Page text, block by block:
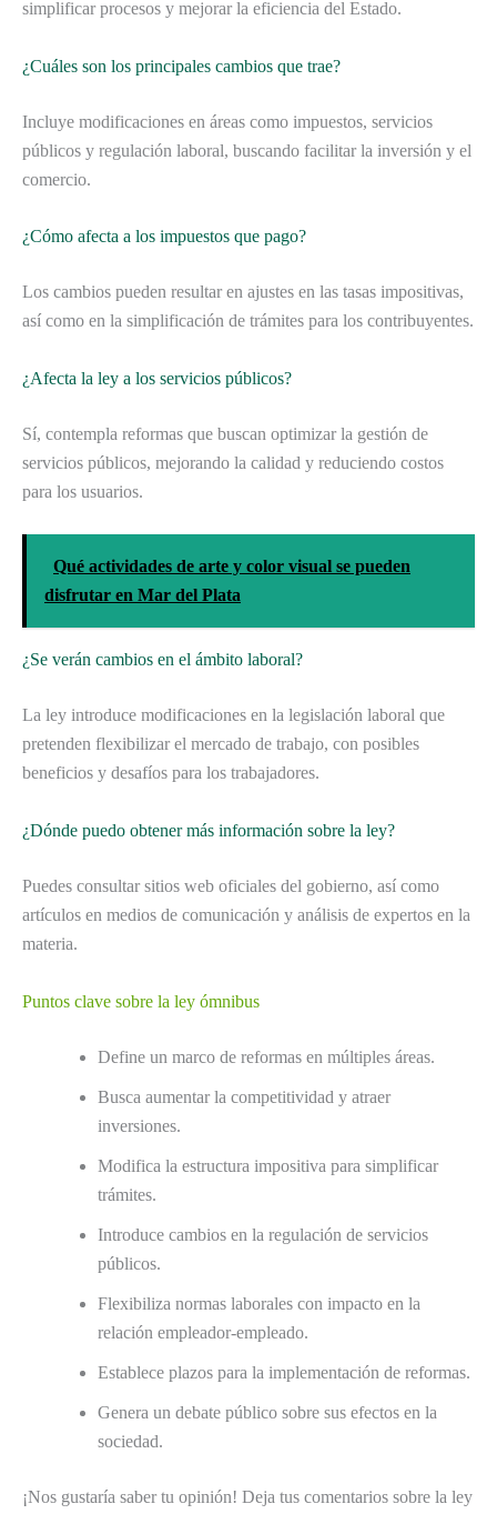
simplificar procesos y mejorar la eficiencia del Estado.
¿Cuáles son los principales cambios que trae?
Incluye modificaciones en áreas como impuestos, servicios
públicos y regulación laboral, buscando facilitar la inversión y el
comercio.
¿Cómo afecta a los impuestos que pago?
Los cambios pueden resultar en ajustes en las tasas impositivas,
así como en la simplificación de trámites para los contribuyentes.
¿Afecta la ley a los servicios públicos?
Sí, contempla reformas que buscan optimizar la gestión de
servicios públicos, mejorando la calidad y reduciendo costos
para los usuarios.
Qué actividades de arte y color visual se pueden
disfrutar en Mar del Plata
¿Se verán cambios en el ámbito laboral?
La ley introduce modificaciones en la legislación laboral que
pretenden flexibilizar el mercado de trabajo, con posibles
beneficios y desafíos para los trabajadores.
¿Dónde puedo obtener más información sobre la ley?
Puedes consultar sitios web oficiales del gobierno, así como
artículos en medios de comunicación y análisis de expertos en la
materia.
Puntos clave sobre la ley ómnibus
Define un marco de reformas en múltiples áreas.
Busca aumentar la competitividad y atraer
inversiones.
Modifica la estructura impositiva para simplificar
trámites.
Introduce cambios en la regulación de servicios
públicos.
Flexibiliza normas laborales con impacto en la
relación empleador-empleado.
Establece plazos para la implementación de reformas.
Genera un debate público sobre sus efectos en la
sociedad.
¡Nos gustaría saber tu opinión! Deja tus comentarios sobre la ley